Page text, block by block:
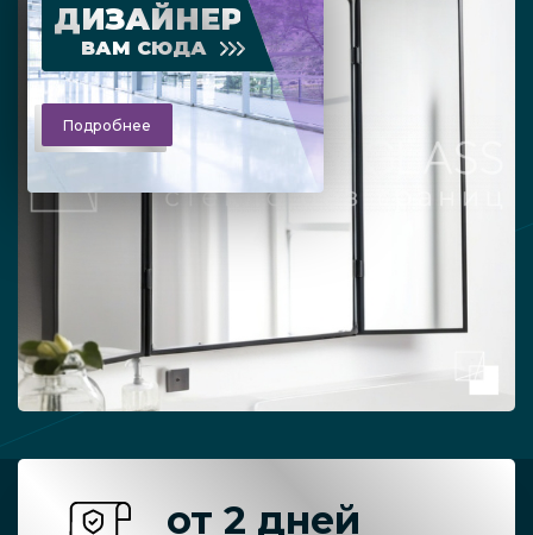
ДИЗАЙНЕР
ВАМ СЮДА
Подробнее
от 2 дней